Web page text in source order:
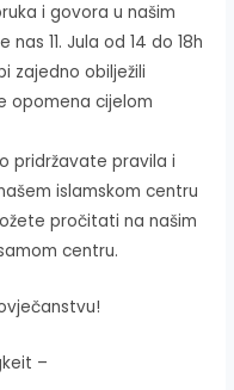
i govora u našim
11. Jula od 14 do 18h
zajedno obilježili
opomena cijelom
pridržavate pravila i
islamskom centru
pročitati na našim
centru.
–